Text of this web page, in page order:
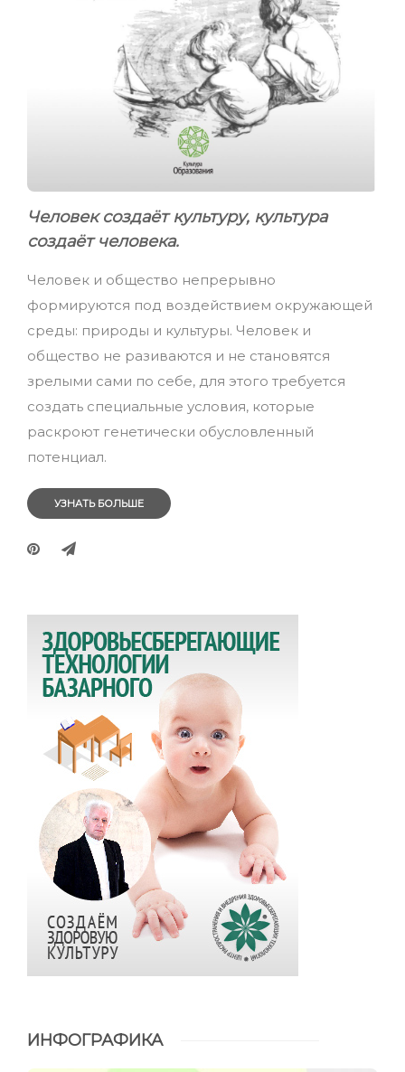
Человек создаёт культуру, культура
создаёт человека.
Человек и общество непрерывно
формируются под воздействием окружающей
среды: природы и культуры. Человек и
общество не разиваются и не становятся
зрелыми сами по себе, для этого требуется
создать специальные условия, которые
раскроют генетически обусловленный
потенциал.
УЗНАТЬ БОЛЬШЕ
ИНФОГРАФИКА